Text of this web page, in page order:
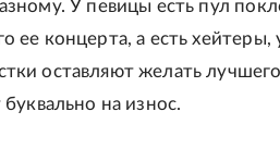
У певицы есть пул
ее концерта, а есть
оставляют желать
на износ.